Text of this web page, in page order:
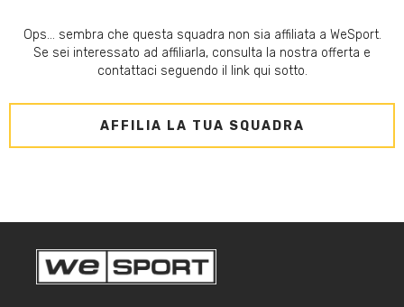
Ops... sembra che questa squadra non sia affiliata a WeSport.
Se sei interessato ad affiliarla, consulta la nostra offerta e
contattaci seguendo il link qui sotto.
AFFILIA LA TUA SQUADRA